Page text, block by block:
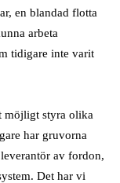
en blandad flotta
arbeta
tidigare inte varit
möjligt styra olika
har gruvorna
av fordon,
Det har vi